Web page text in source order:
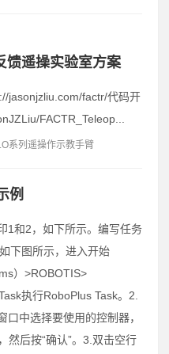
馈遥操实验室方案
jasonjzliu.com/factr/代码开
FACTR_Teleop...
系列遥操作示教手臂
例
1和2，如下所示。编写任务
下图所示，进入开始
）>ROBOTIS>
执行RoboPlus Task。2.
中选择要使用的控制器，
然后按“确认”。3.双击空行